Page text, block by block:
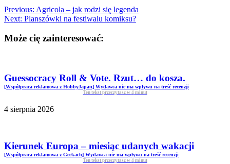
Previous: Agricola – jak rodzi się legenda
Next: Planszówki na festiwalu komiksu?
Może cię zainteresować:
Guessocracy Roll & Vote. Rzut… do kosza.
[Współpraca reklamowa z HobbyJapan] Wydawca nie ma wpływu na treść recenzji
Ten tekst przeczytasz w 4 minut
4 sierpnia 2026
Kierunek Europa – miesiąc udanych wakacji
[Współpraca reklamowa z Geekach] Wydawca nie ma wpływu na treść recenzji
Ten tekst przeczytasz w 4 minut